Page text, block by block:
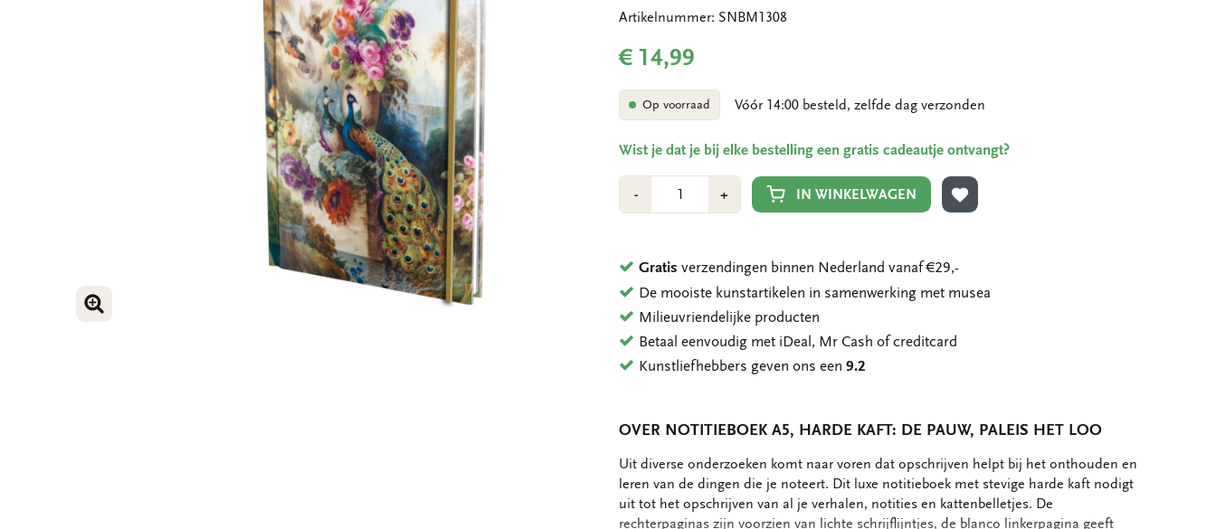
VERGROOT AFBEELDING
Artikelnummer: SNBM1308
€ 14,99
Op voorraad Vóór 14:00 besteld, zelfde dag verzonden
Wist je dat je bij elke bestelling een gratis cadeautje ontvangt?
-Min
1
+Plus
1
IN WINKELWAGEN
TOEVOEGEN AAN VERLANGLIJST
Gratis verzendingen binnen Nederland vanaf €29,-
De mooiste kunstartikelen in samenwerking met musea
Milieuvriendelijke producten
Betaal eenvoudig met iDeal, Mr Cash of creditcard
Kunstliefhebbers geven ons een9.2
OVER NOTITIEBOEK A5, HARDE KAFT: DE PAUW, PALEIS HET LOO
OMSCHRIJVING
Uit diverse onderzoeken komt naar voren dat opschrijven helpt bij het onthouden en
leren van de dingen die je noteert. Dit luxe notitieboek met stevige harde kaft nodigt
uit tot het opschrijven van al je verhalen, notities en kattenbelletjes. De
rechterpaginas zijn voorzien van lichte schrijflijntjes, de blanco linkerpagina geeft